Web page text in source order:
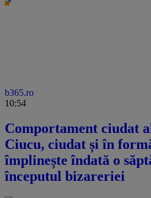
b365.ro
10:54
Comportament ciudat
Ciucu, ciudat și în
împlinește îndată o
începutul bizareriei